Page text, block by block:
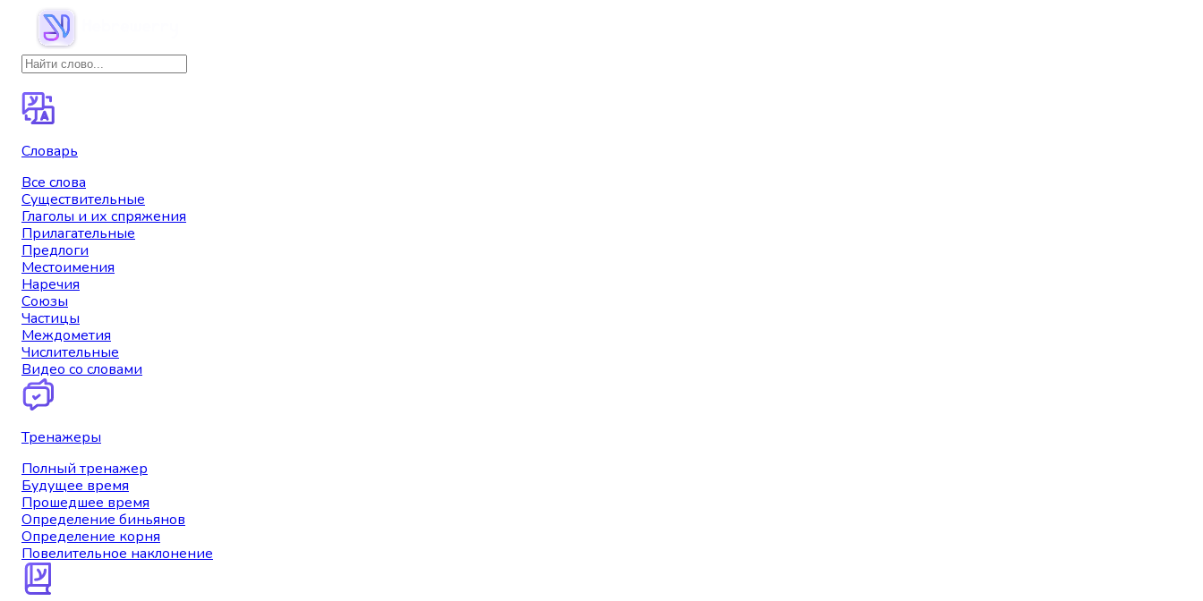
Словарь
Все слова
Существительные
Глаголы и их спряжения
Прилагательные
Предлоги
Местоимения
Наречия
Союзы
Частицы
Междометия
Числительные
Видео со словами
Тренажеры
Полный тренажер
Будущее время
Прошедшее время
Определение биньянов
Определение корня
Повелительное наклонение